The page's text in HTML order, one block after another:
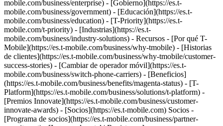
mobile.com/business/enterprise) - [Gobierno](https://es.t-
mobile.com/business/government) - [Educación](https://es.t-
mobile.com/business/education) - [T-Priority](https://es.t-
mobile.com/t-priority) - [Industrias](https://es.t-
mobile.com/business/industry-solutions) - Recursos - [Por qué T-
Mobile](https://es.t-mobile.com/business/why-tmobile) - [Historias
de clientes](https://es.t-mobile.com/business/why-tmobile/customer-
success-stories) - [Cambiar de operador móvil](https://es.t-
mobile.com/business/switch-phone-carriers) - [Beneficios]
(https://es.t-mobile.com/business/benefits/magenta-status) - [T-
Platform](https://es.t-mobile.com/business/solutions/t-platform) -
[Premios Innovate](https://es.t-mobile.com/business/customer-
innovate-awards) - [Socios](https://es.t-mobile.com) Socios -
[Programa de socios](https://es.t-mobile.com/business/partner-